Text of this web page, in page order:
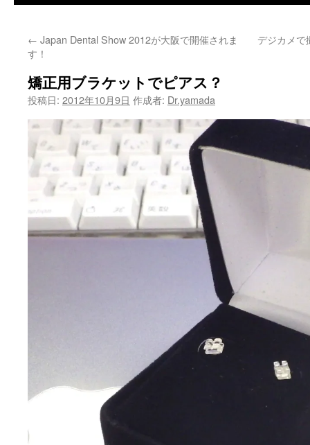
ン
へ
ス
← Japan Dental Show 2012が大阪で開催されま
す！
デジカメで
矯正用ブラケットでピアス？
投稿日: 2012年10月9日 作成者: Dr.yamada